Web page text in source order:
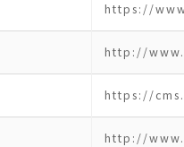
https://
http://
https://
http://